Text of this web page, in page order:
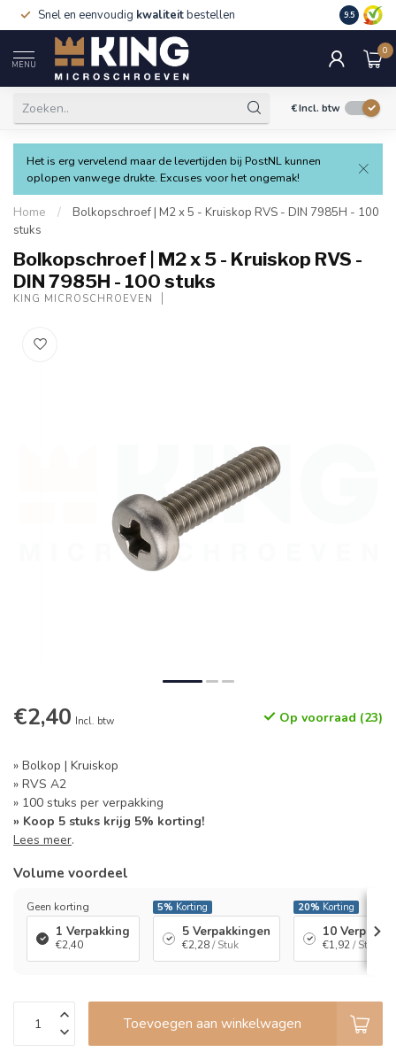
Snel en eenvoudig kwaliteitbestellen 9.5
MENU
0
€Incl. btw
Het is erg vervelend maar de levertijden bij PostNL kunnen
oplopen vanwege drukte. Excuses voor het ongemak!
Home /
Bolkopschroef | M2 x 5 - Kruiskop RVS - DIN 7985H - 100
stuks
Bolkopschroef | M2 x 5 - Kruiskop RVS -
DIN 7985H - 100 stuks
KING MICROSCHROEVEN
€2,40 Incl. btw Op voorraad (23)
» Bolkop | Kruiskop
» RVS A2
» 100 stuks per verpakking
» Koop 5 stuks krijg 5% korting!
Lees meer.
Volume voordeel
Geen korting
1 Verpakking
€2,40
5% Korting
5 Verpakkingen
€2,28/ Stuk
20% Korting
10
€1,92/ Stuk
Toevoegen aan winkelwagen